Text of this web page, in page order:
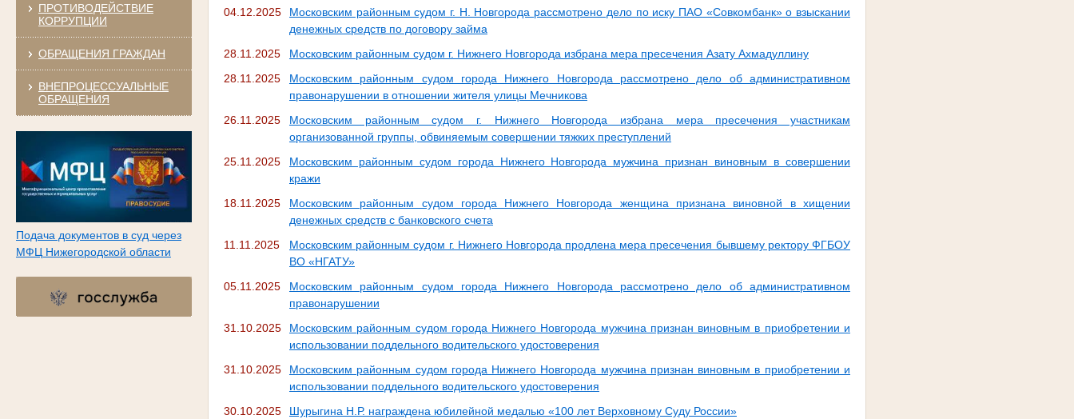
ПРОТИВОДЕЙСТВИЕ
КОРРУПЦИИ
ОБРАЩЕНИЯ ГРАЖДАН
ВНЕПРОЦЕССУАЛЬНЫЕ
ОБРАЩЕНИЯ
Подача документов в суд через
МФЦ Нижегородской области
04.12.2025
Московским районным судом г. Н. Новгорода рассмотрено дело по иску ПАО «Совкомбанк» о взыскании
денежных средств по договору займа
28.11.2025
Московским районным судом г. Нижнего Новгорода избрана мера пресечения Азату Ахмадуллину
28.11.2025
Московским районным судом города Нижнего Новгорода рассмотрено дело об административном
правонарушении в отношении жителя улицы Мечникова
26.11.2025
Московским районным судом г. Нижнего Новгорода избрана мера пресечения участникам
организованной группы, обвиняемым совершении тяжких преступлений
25.11.2025
Московским районным судом города Нижнего Новгорода мужчина признан виновным в совершении
кражи
18.11.2025
Московским районным судом города Нижнего Новгорода женщина признана виновной в хищении
денежных средств с банковского счета
11.11.2025
Московским районным судом г. Нижнего Новгорода продлена мера пресечения бывшему ректору ФГБОУ
ВО «НГАТУ»
05.11.2025
Московским районным судом города Нижнего Новгорода рассмотрено дело об административном
правонарушении
31.10.2025
Московским районным судом города Нижнего Новгорода мужчина признан виновным в приобретении и
использовании поддельного водительского удостоверения
31.10.2025
Московским районным судом города Нижнего Новгорода мужчина признан виновным в приобретении и
использовании поддельного водительского удостоверения
30.10.2025
Шурыгина Н.Р. награждена юбилейной медалью «100 лет Верховному Суду России»